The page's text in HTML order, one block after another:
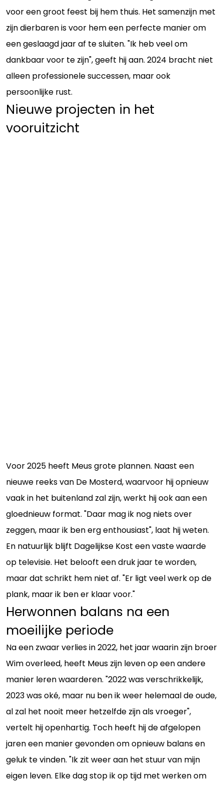
voor een groot feest bij hem thuis. Het samenzijn met
zijn dierbaren is voor hem een perfecte manier om
een geslaagd jaar af te sluiten. "Ik heb veel om
dankbaar voor te zijn", geeft hij aan. 2024 bracht niet
alleen professionele successen, maar ook
persoonlijke rust.
Nieuwe projecten in het
vooruitzicht
Voor 2025 heeft Meus grote plannen. Naast een
nieuwe reeks van De Mosterd, waarvoor hij opnieuw
vaak in het buitenland zal zijn, werkt hij ook aan een
gloednieuw format. "Daar mag ik nog niets over
zeggen, maar ik ben erg enthousiast", laat hij weten.
En natuurlijk blijft Dagelijkse Kost een vaste waarde
op televisie. Het belooft een druk jaar te worden,
maar dat schrikt hem niet af. "Er ligt veel werk op de
plank, maar ik ben er klaar voor."
Herwonnen balans na een
moeilijke periode
Na een zwaar verlies in 2022, het jaar waarin zijn broer
Wim overleed, heeft Meus zijn leven op een andere
manier leren waarderen. "2022 was verschrikkelijk,
2023 was oké, maar nu ben ik weer helemaal de oude,
al zal het nooit meer hetzelfde zijn als vroeger",
vertelt hij openhartig. Toch heeft hij de afgelopen
jaren een manier gevonden om opnieuw balans en
geluk te vinden. "Ik zit weer aan het stuur van mijn
eigen leven. Elke dag stop ik op tijd met werken om